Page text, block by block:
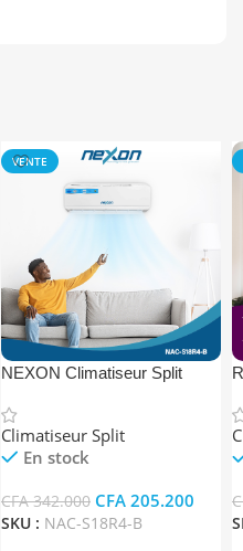
VENTE
NEXON Climatiseur Split
Climatiseur Split
En stock
CFA342.000 CFA 205.200
SKU : NAC-S18R4-B